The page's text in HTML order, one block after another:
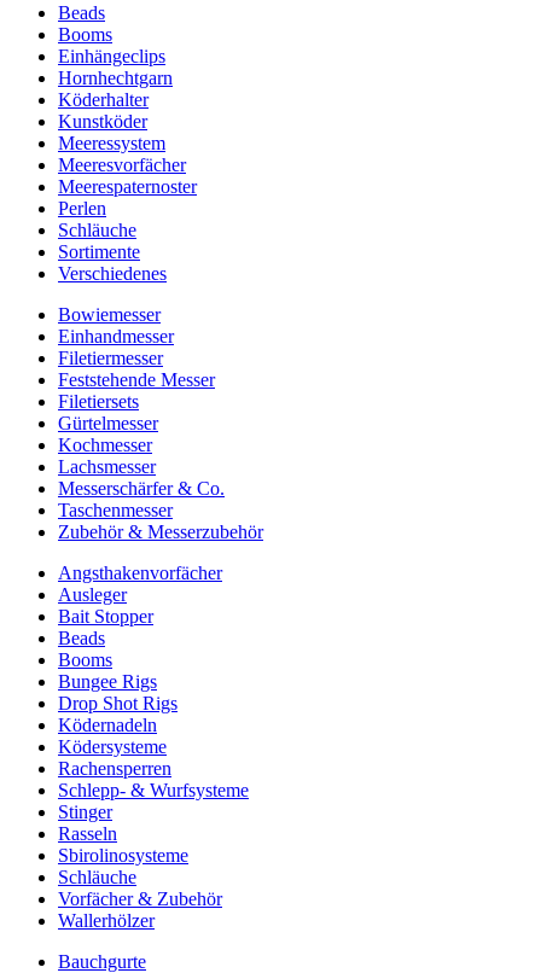
Beads
Booms
Einhängeclips
Hornhechtgarn
Köderhalter
Kunstköder
Meeressystem
Meeresvorfächer
Meerespaternoster
Perlen
Schläuche
Sortimente
Verschiedenes
Bowiemesser
Einhandmesser
Filetiermesser
Feststehende Messer
Filetiersets
Gürtelmesser
Kochmesser
Lachsmesser
Messerschärfer & Co.
Taschenmesser
Zubehör & Messerzubehör
Angsthakenvorfächer
Ausleger
Bait Stopper
Beads
Booms
Bungee Rigs
Drop Shot Rigs
Ködernadeln
Ködersysteme
Rachensperren
Schlepp- & Wurfsysteme
Stinger
Rasseln
Sbirolinosysteme
Schläuche
Vorfächer & Zubehör
Wallerhölzer
Bauchgurte